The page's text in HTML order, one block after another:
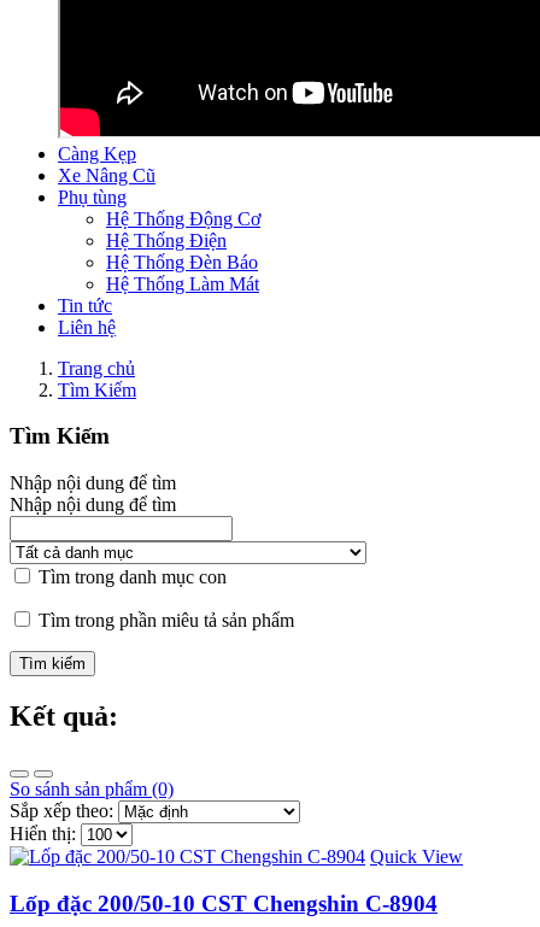
Càng Kẹp
Xe Nâng Cũ
Phụ tùng
Hệ Thống Động Cơ
Hệ Thống Điện
Hệ Thống Đèn Báo
Hệ Thống Làm Mát
Tin tức
Liên hệ
Trang chủ
Tìm Kiếm
Tìm Kiếm
Nhập nội dung để tìm
Nhập nội dung để tìm
Tìm trong danh mục con
Tìm trong phần miêu tả sản phẩm
Kết quả:
So sánh sản phẩm (0)
Sắp xếp theo:
Hiển thị:
Quick View
Lốp đặc 200/50-10 CST Chengshin C-8904